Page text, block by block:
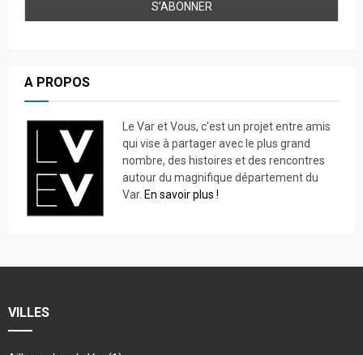
A PROPOS
Le Var et Vous, c’est un projet entre amis
qui vise à partager avec le plus grand
nombre, des histoires et des rencontres
autour du magnifique département du
Var. En savoir plus !
VILLES